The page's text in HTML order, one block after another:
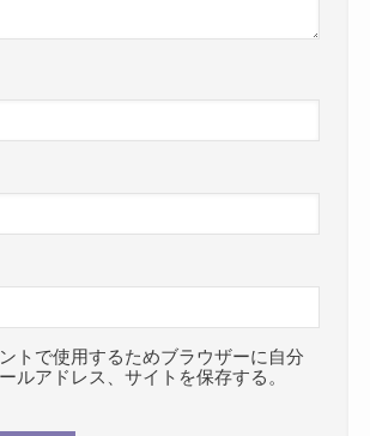
トで使用するためブラウザーに自分
ルアドレス、サイトを保存する。